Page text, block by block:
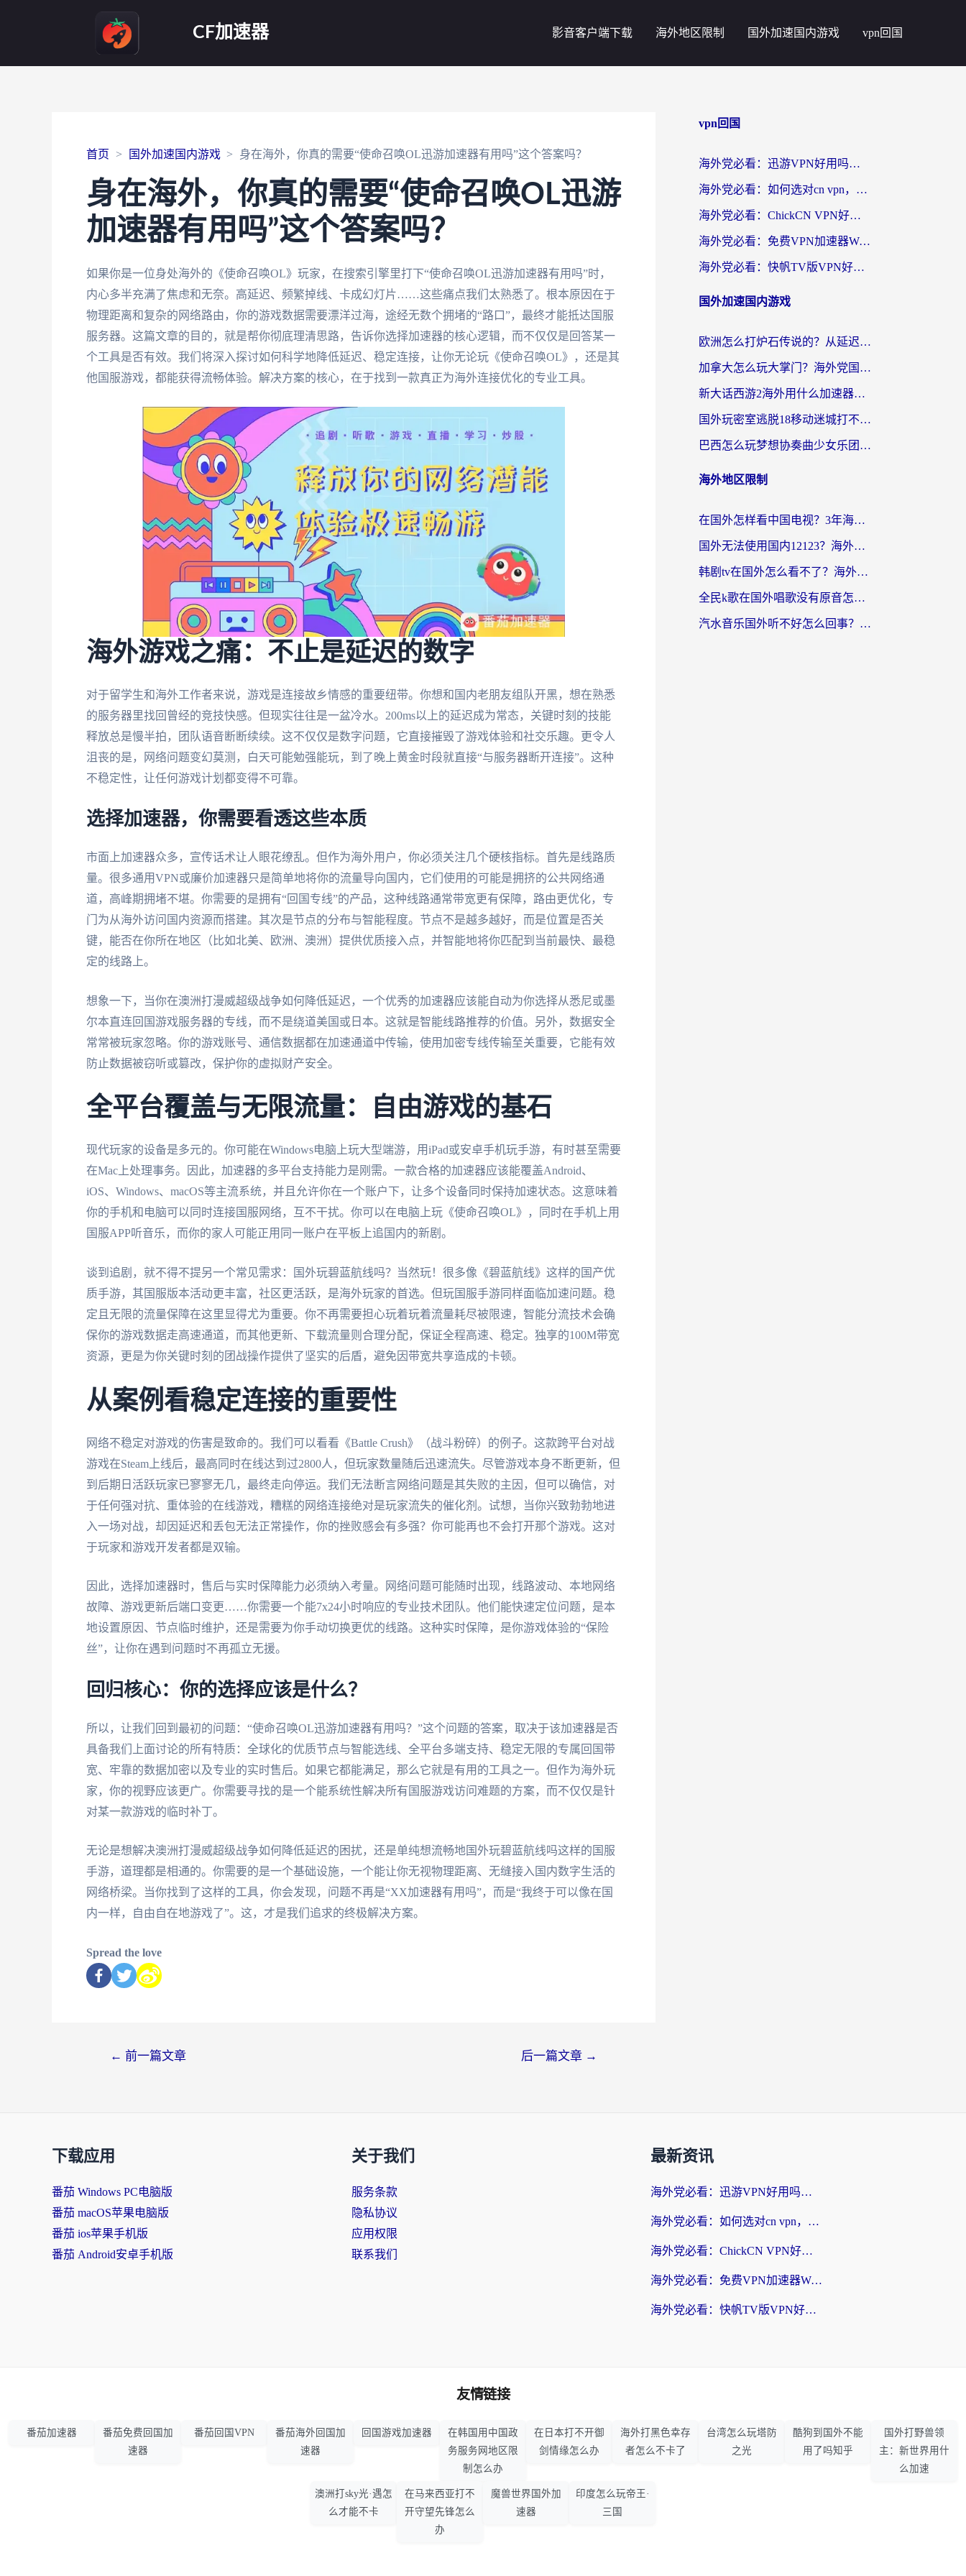
CF加速器 影音客户端下载 海外地区限制 国外加速国内游戏 vpn回国
首页 国外加速国内游戏 身在海外，你真的需要“使命召唤OL迅游加速器有用吗”这个答案吗？
身在海外，你真的需要“使命召唤OL迅游
加速器有用吗”这个答案吗？
如果你是一位身处海外的《使命召唤OL》玩家，在搜索引擎里打下“使命召唤OL迅游加速器有用吗”时，
内心多半充满了焦虑和无奈。高延迟、频繁掉线、卡成幻灯片……这些痛点我们太熟悉了。根本原因在于
物理距离和复杂的网络路由，你的游戏数据需要漂洋过海，途经无数个拥堵的“路口”，最终才能抵达国服
服务器。这篇文章的目的，就是帮你彻底理清思路，告诉你选择加速器的核心逻辑，而不仅仅是回答某一
个工具是否有效。我们将深入探讨如何科学地降低延迟、稳定连接，让你无论玩《使命召唤OL》，还是其
他国服游戏，都能获得流畅体验。解决方案的核心，在于找到一款真正为海外连接优化的专业工具。
海外游戏之痛：不止是延迟的数字
对于留学生和海外工作者来说，游戏是连接故乡情感的重要纽带。你想和国内老朋友组队开黑，想在熟悉
的服务器里找回曾经的竞技快感。但现实往往是一盆冷水。200ms以上的延迟成为常态，关键时刻的技能
释放总是慢半拍，团队语音断断续续。这不仅仅是数字问题，它直接摧毁了游戏体验和社交乐趣。更令人
沮丧的是，网络问题变幻莫测，白天可能勉强能玩，到了晚上黄金时段就直接“与服务器断开连接”。这种
不稳定性，让任何游戏计划都变得不可靠。
选择加速器，你需要看透这些本质
市面上加速器众多，宣传话术让人眼花缭乱。但作为海外用户，你必须关注几个硬核指标。首先是线路质
量。很多通用VPN或廉价加速器只是简单地将你的流量导向国内，它们使用的可能是拥挤的公共网络通
道，高峰期拥堵不堪。你需要的是拥有“回国专线”的产品，这种线路通常带宽更有保障，路由更优化，专
门为从海外访问国内资源而搭建。其次是节点的分布与智能程度。节点不是越多越好，而是位置是否关
键，能否在你所在地区（比如北美、欧洲、澳洲）提供优质接入点，并智能地将你匹配到当前最快、最稳
定的线路上。
想象一下，当你在澳洲打漫威超级战争如何降低延迟，一个优秀的加速器应该能自动为你选择从悉尼或墨
尔本直连回国游戏服务器的专线，而不是绕道美国或日本。这就是智能线路推荐的价值。另外，数据安全
常常被玩家忽略。你的游戏账号、通信数据都在加速通道中传输，使用加密专线传输至关重要，它能有效
防止数据被窃听或篡改，保护你的虚拟财产安全。
全平台覆盖与无限流量：自由游戏的基石
现代玩家的设备是多元的。你可能在Windows电脑上玩大型端游，用iPad或安卓手机玩手游，有时甚至需要
在Mac上处理事务。因此，加速器的多平台支持能力是刚需。一款合格的加速器应该能覆盖Android、
iOS、Windows、macOS等主流系统，并且允许你在一个账户下，让多个设备同时保持加速状态。这意味着
你的手机和电脑可以同时连接国服网络，互不干扰。你可以在电脑上玩《使命召唤OL》，同时在手机上用
国服APP听音乐，而你的家人可能正用同一账户在平板上追国内的新剧。
谈到追剧，就不得不提另一个常见需求：国外玩碧蓝航线吗？当然玩！很多像《碧蓝航线》这样的国产优
质手游，其国服版本活动更丰富，社区更活跃，是海外玩家的首选。但玩国服手游同样面临加速问题。稳
定且无限的流量保障在这里显得尤为重要。你不再需要担心玩着玩着流量耗尽被限速，智能分流技术会确
保你的游戏数据走高速通道，而其他更新、下载流量则合理分配，保证全程高速、稳定。独享的100M带宽
资源，更是为你关键时刻的团战操作提供了坚实的后盾，避免因带宽共享造成的卡顿。
从案例看稳定连接的重要性
网络不稳定对游戏的伤害是致命的。我们可以看看《Battle Crush》（战斗粉碎）的例子。这款跨平台对战
游戏在Steam上线后，最高同时在线达到过2800人，但玩家数量随后迅速流失。尽管游戏本身不断更新，但
到后期日活跃玩家已寥寥无几，最终走向停运。我们无法断言网络问题是其失败的主因，但可以确信，对
于任何强对抗、重体验的在线游戏，糟糕的网络连接绝对是玩家流失的催化剂。试想，当你兴致勃勃地进
入一场对战，却因延迟和丢包无法正常操作，你的挫败感会有多强？你可能再也不会打开那个游戏。这对
于玩家和游戏开发者都是双输。
因此，选择加速器时，售后与实时保障能力必须纳入考量。网络问题可能随时出现，线路波动、本地网络
故障、游戏更新后端口变更……你需要一个能7x24小时响应的专业技术团队。他们能快速定位问题，是本
地设置原因、节点临时维护，还是需要为你手动切换更优的线路。这种实时保障，是你游戏体验的“保险
丝”，让你在遇到问题时不再孤立无援。
回归核心：你的选择应该是什么？
所以，让我们回到最初的问题：“使命召唤OL迅游加速器有用吗？”这个问题的答案，取决于该加速器是否
具备我们上面讨论的所有特质：全球化的优质节点与智能选线、全平台多端支持、稳定无限的专属回国带
宽、牢靠的数据加密以及专业的实时售后。如果它都能满足，那么它就是有用的工具之一。但作为海外玩
家，你的视野应该更广。你需要寻找的是一个能系统性解决所有国服游戏访问难题的方案，而不仅仅是针
对某一款游戏的临时补丁。
无论是想解决澳洲打漫威超级战争如何降低延迟的困扰，还是单纯想流畅地国外玩碧蓝航线吗这样的国服
手游，道理都是相通的。你需要的是一个基础设施，一个能让你无视物理距离、无缝接入国内数字生活的
网络桥梁。当你找到了这样的工具，你会发现，问题不再是“XX加速器有用吗”，而是“我终于可以像在国
内一样，自由自在地游戏了”。这，才是我们追求的终极解决方案。
Spread the love
← 前一篇文章 后一篇文章 →
vpn回国
海外党必看：迅游VPN好用吗？和番茄加速器VPN对比哪个回国效果更好？
海外党必看：如何选对cn vpn，轻松解锁国内影音游戏？
海外党必看：ChickCN VPN好用吗？和星河VPN对比哪个回国效果更好？附真实体验+避坑指南
海外党必看：免费VPN加速器Windows版怎么选？附真实测评与无缝访问国内资源指南
海外党必看：快帆TV版VPN好用吗？和hi龟龟VPN对比哪个回国效果更好？附免费加速器选择指南
国外加速国内游戏
欧洲怎么打炉石传说的？从延迟999到丝滑上分，我找到了靠谱加速器
加拿大怎么玩大掌门？海外党国服游戏加速避坑指南（附实用工具推荐）
新大话西游2海外用什么加速器登录？老玩家亲测有效的国服游戏加速指南
国外玩密室逃脱18移动迷城打不开怎么办？海外玩家亲测有效的解决指南
巴西怎么玩梦想协奏曲少女乐团派对？海外党必看的国服游戏加速全攻略（附波兰天涯明月刀实用技巧）
海外地区限制
在国外怎样看中国电视？3年海外党亲测有效的追剧加速器指南
国外无法使用国内12123？海外华人必看：选对回国加速器，解决迪拜语音+12123访问难题
韩剧tv在国外怎么看不了？海外党追剧自由的终极解决方案来了
全民k歌在国外唱歌没有原音怎么办？别让地域限制毁了你的麦霸时刻
汽水音乐国外听不好怎么回事？海外党亲测有效的回国加速方案来了
下载应用
番茄 Windows PC电脑版
番茄 macOS苹果电脑版
番茄 ios苹果手机版
番茄 Android安卓手机版
关于我们
服务条款
隐私协议
应用权限
联系我们
最新资讯
海外党必看：迅游VPN好用吗？和番茄加速器VPN对比哪个回国效果更好？
海外党必看：如何选对cn vpn，轻松解锁国内影音游戏？
海外党必看：ChickCN VPN好用吗？和星河VPN对比哪个回国效果更好？附真实体验+避坑指南
海外党必看：免费VPN加速器Windows版怎么选？附真实测评与无缝访问国内资源指南
海外党必看：快帆TV版VPN好用吗？和hi龟龟VPN对比哪个回国效果更好？附免费加速器选择指南
友情链接
番茄加速器
番茄免费回国加
速器
番茄回国VPN
番茄海外回国加
速器
回国游戏加速器
在韩国用中国政
务服务网地区限
制怎么办
在日本打不开御
剑情缘怎么办
海外打黑色幸存
者怎么不卡了
台湾怎么玩塔防
之光
酷狗到国外不能
用了吗知乎
国外打野兽领
主：新世界用什
么加速
澳洲打sky光·遇怎
么才能不卡
在马来西亚打不
开守望先锋怎么
办
魔兽世界国外加
速器
印度怎么玩帝王·
三国